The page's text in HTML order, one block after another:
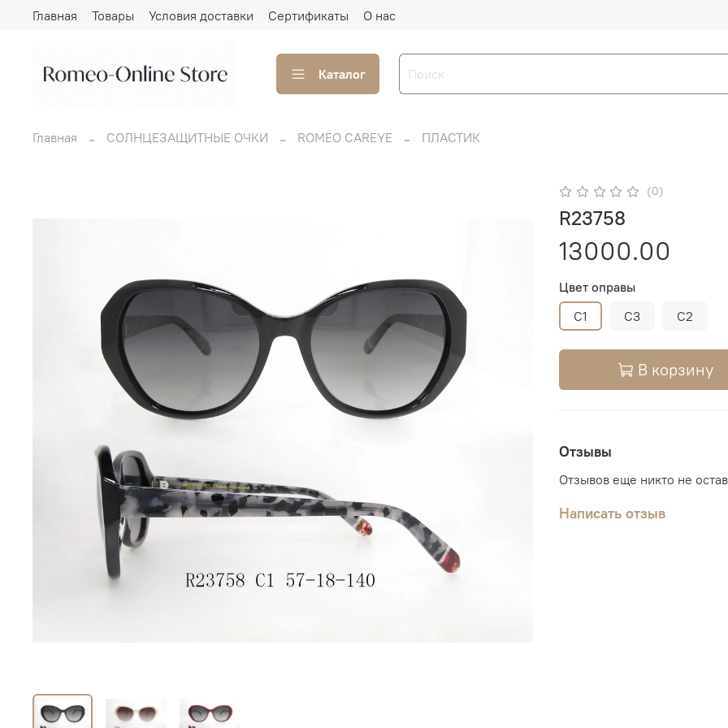
Главная Товары Условия доставки Сертификаты О нас
Каталог
Главная СОЛНЦЕЗАЩИТНЫЕ ОЧКИ ROMEO CAREYE ПЛАСТИК
(0)
R23758
13000.00
Цвет оправы
C1
C3 C2
В корзину
Отзывы
Отзывов еще никто не
Написать отзыв